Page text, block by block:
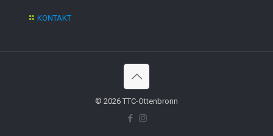
KONTAKT
© 2026 TTC-Ottenbronn